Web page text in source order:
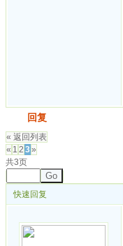
回复
« 返回列表
« 1 2 3»
共3页
Go
快速回复